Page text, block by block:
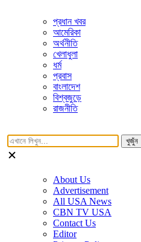
প্রধান খবর
আমেরিকা
অর্থনীতি
খেলাধুলা
ধর্ম
প্রবাস
বাংলাদেশ
বিশ্বজুড়ে
রাজনীতি
খুজুঁন
About Us
Advertisement
All USA News
CBN TV USA
Contact Us
Editor